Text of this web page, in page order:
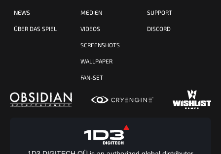
NEWS
ÜBER DAS SPIEL
MEDIEN
VIDEOS
SCREENSHOTS
WALLPAPER
FAN-SET
SUPPORT
DISCORD